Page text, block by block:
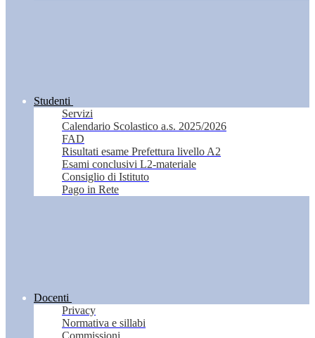
Studenti
Servizi
Calendario Scolastico a.s. 2025/2026
FAD
Risultati esame Prefettura livello A2
Esami conclusivi L2-materiale
Consiglio di Istituto
Pago in Rete
Docenti
Privacy
Normativa e sillabi